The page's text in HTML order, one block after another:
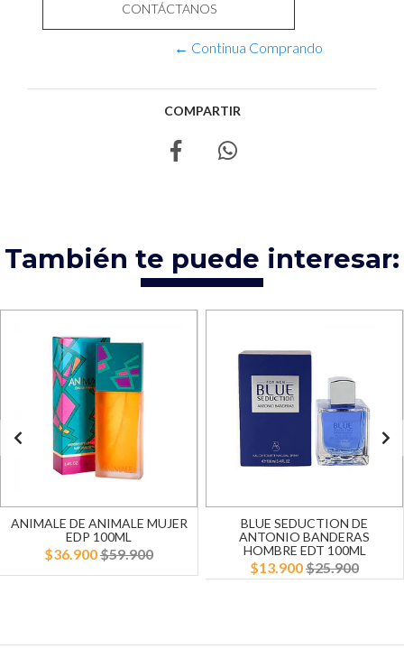
CONTÁCTANOS
← Continua Comprando
COMPARTIR
También te puede interesar:
ANIMALE DE ANIMALE MUJER
EDP 100ML
$36.900$59.900
BLUE SEDUCTION DE
ANTONIO BANDERAS
HOMBRE EDT 100ML
$13.900$25.900